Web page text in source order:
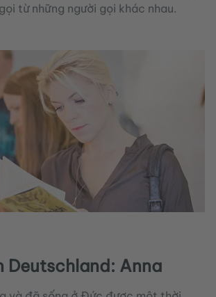
từ những người gọi khác nhau.
Deutschland: Anna